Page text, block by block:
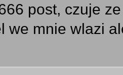
post, czuje
we mnie wlazi